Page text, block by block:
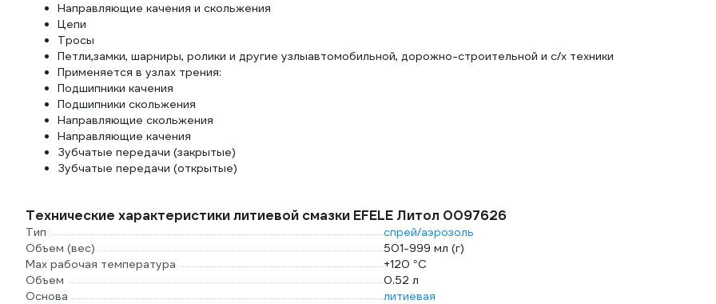
Направляющие качения и скольжения
Цепи
Тросы
Петли,замки, шарниры, ролики и другие узлыавтомобильной, дорожно-строительной и с/х техники
Применяется в узлах трения:
Подшипники качения
Подшипники скольжения
Направляющие скольжения
Направляющие качения
Зубчатые передачи (закрытые)
Зубчатые передачи (открытые)
Технические характеристики литиевой смазки EFELE Литол 0097626
Тип
спрей/аэрозоль
Объем (вес)
501-999 мл (г)
Max рабочая температура
+120 °С
Объем
0.52 л
Основа
литиевая